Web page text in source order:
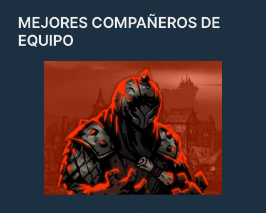
MEJORES COMPAÑEROS DE
EQUIPO